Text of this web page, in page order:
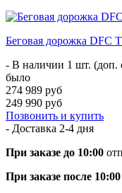
Беговая дорожка DFC
- В наличии 1 шт. (доп.
было
274 989 руб
249 990 руб
Позвонить и купить
- Доставка 2-4 дня
При заказе до 10:00
При заказе после 10:00